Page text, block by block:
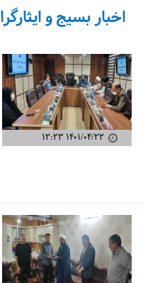
اخبار بسیج و ایثارگران
۱۴۰۱/۰۴/۲۲ ۱۲:۲۳